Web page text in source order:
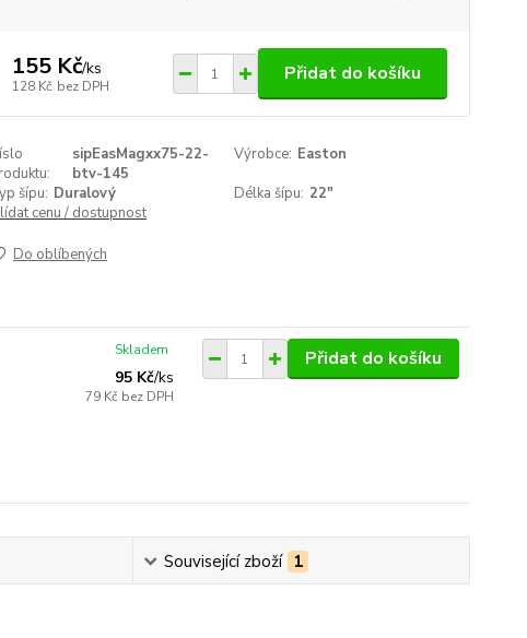
155 Kč/ks
128 Kč bez DPH
Přidat do košíku
sipEasMagxx75-22-
btv-145
Výrobce: Easton
šípu: Duralový Délka šípu: 22"
cenu / dostupnost
Do oblíbených
95 Kč/ks
79 Kč bez DPH
Skladem Přidat do košíku
Související zboží 1